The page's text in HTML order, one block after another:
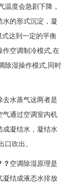
温度会急剧下降，
水的形式沉淀，凝
式达到一定的平衡
作空调制冷模式,在
除湿操作模式,同时
去水蒸气这两者是
气通过空调室内机
成凝结水，凝结水
口吹出。
？ 空调除湿原理是
凝结成液态水排放